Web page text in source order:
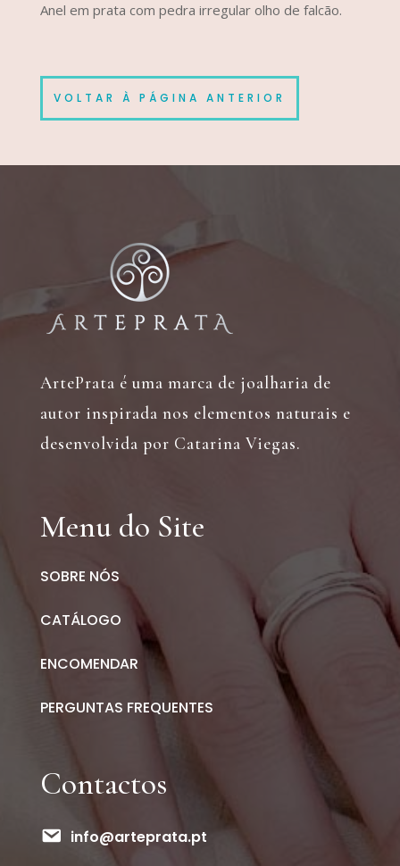
Anel em prata com pedra irregular olho de falcão.
VOLTAR À PÁGINA ANTERIOR
ArtePrata é uma marca de joalharia de
autor inspirada nos elementos naturais e
desenvolvida por Catarina Viegas.
Menu do Site
SOBRE NÓS
CATÁLOGO
ENCOMENDAR
PERGUNTAS FREQUENTES
Contactos
info@arteprata.pt